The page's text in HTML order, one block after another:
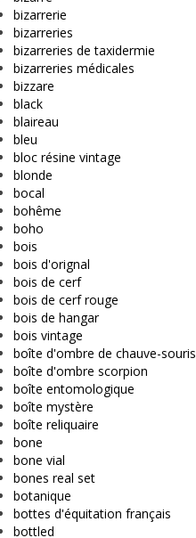
bizarrerie
bizarreries
bizarreries de taxidermie
bizarreries médicales
bizzare
black
blaireau
bleu
bloc résine vintage
blonde
bocal
bohême
boho
bois
bois d'orignal
bois de cerf
bois de cerf rouge
bois de hangar
bois vintage
boîte d'ombre de chauve-souris
boîte d'ombre scorpion
boîte entomologique
boîte mystère
boîte reliquaire
bone
bone vial
bones real set
botanique
bottes d'équitation français
bottled